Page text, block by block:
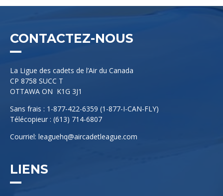
CONTACTEZ-NOUS
La Ligue des cadets de l’Air du Canada
CP 8758 SUCC T
OTTAWA ON K1G 3J1
Sans frais : 1-877-422-6359 (1-877-I-CAN-FLY)
Télécopieur : (613) 714-6807
Courriel: leaguehq@aircadetleague.com
LIENS